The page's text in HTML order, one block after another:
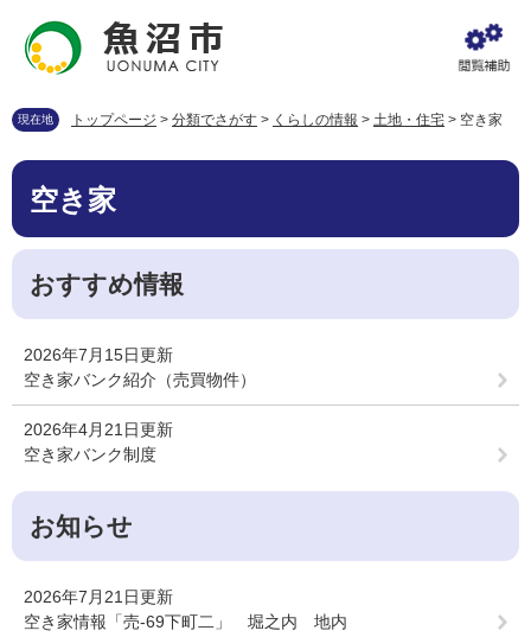
先
で
を
ば
本
文
現在地 トップページ > 分類でさがす > くらしの情報 > 土地・住宅 > 空き家
本
空き家
おすすめ情報
2026年7月15日更新
空き家バンク紹介（売買物件）
2026年4月21日更新
空き家バンク制度
お知らせ
2026年7月21日更新
空き家情報「売-69下町二」 堀之内 地内